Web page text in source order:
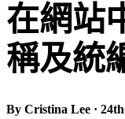
在網站
稱及統
By Cristina Lee ·